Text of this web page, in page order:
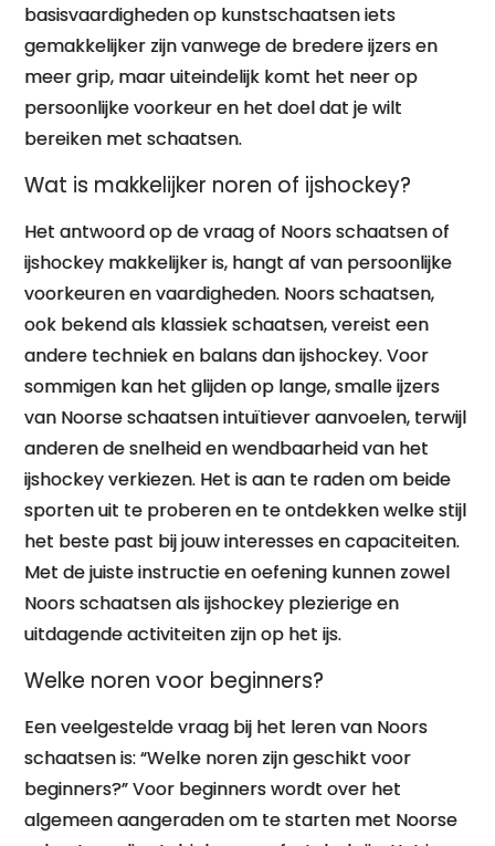
basisvaardigheden op kunstschaatsen iets
gemakkelijker zijn vanwege de bredere ijzers en
meer grip, maar uiteindelijk komt het neer op
persoonlijke voorkeur en het doel dat je wilt
bereiken met schaatsen.
Wat is makkelijker noren of ijshockey?
Het antwoord op de vraag of Noors schaatsen of
ijshockey makkelijker is, hangt af van persoonlijke
voorkeuren en vaardigheden. Noors schaatsen,
ook bekend als klassiek schaatsen, vereist een
andere techniek en balans dan ijshockey. Voor
sommigen kan het glijden op lange, smalle ijzers
van Noorse schaatsen intuïtiever aanvoelen, terwijl
anderen de snelheid en wendbaarheid van het
ijshockey verkiezen. Het is aan te raden om beide
sporten uit te proberen en te ontdekken welke stijl
het beste past bij jouw interesses en capaciteiten.
Met de juiste instructie en oefening kunnen zowel
Noors schaatsen als ijshockey plezierige en
uitdagende activiteiten zijn op het ijs.
Welke noren voor beginners?
Een veelgestelde vraag bij het leren van Noors
schaatsen is: “Welke noren zijn geschikt voor
beginners?” Voor beginners wordt over het
algemeen aangeraden om te starten met Noorse